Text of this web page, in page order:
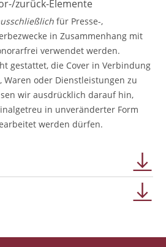
zurück-Elemente
für Presse-,
in Zusammenhang mit
verwendet werden.
gestattet, die Cover in Verbindung
Waren oder Dienstleistungen zu
wir ausdrücklich darauf hin,
in unveränderter Form
werden dürfen.